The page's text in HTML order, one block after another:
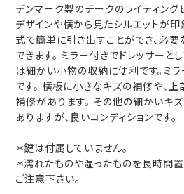
デンマーク製のチークのライティング
デザインや横から見たシルエットが印
式で簡単に引き出すことができ、必
できます。 ミラー付きでドレッサーと
は細かい小物の収納に便利です。ミ
です。 横板に小さなキズの補修や、
補修があります。 その他の細かいキ
ありますが、良いコンディションです。
＊鍵は付属していません。
＊濡れたものや湿ったものを長時間
ご注意下さい。